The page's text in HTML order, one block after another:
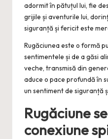
adormit în pătuțul lui, fie
grijile și aventurile lui,
siguranță și fericit este
Rugăciunea este o formă
sentimentele și de a găsi
veche, transmisă din
aduce o pace profundă în
un sentiment de siguranță
Rugăciune
conexiune